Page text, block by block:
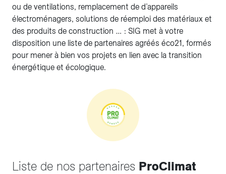
ou de ventilations, remplacement de d’appareils
électroménagers, solutions de réemploi des matériaux et
des produits de construction … : SIG met à votre
disposition une liste de partenaires agréés éco21, formés
pour mener à bien vos projets en lien avec la transition
énergétique et écologique.
Liste de nos partenaires ProClimat